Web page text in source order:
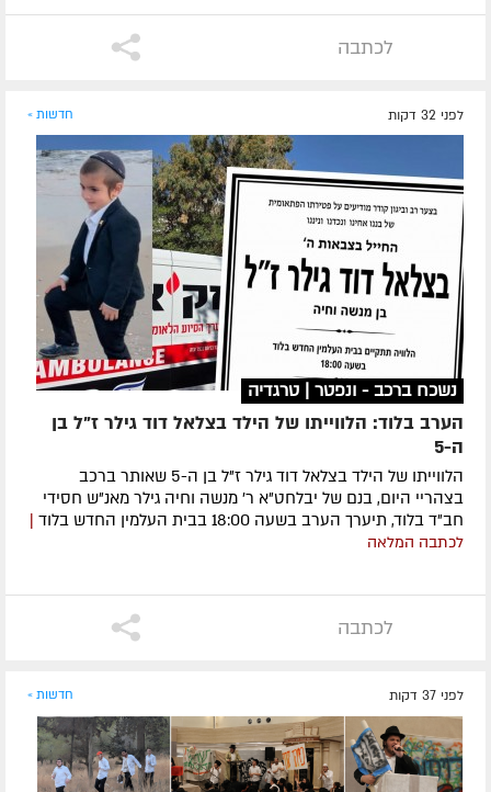
לכתבה
לפני 32 דקות חדשות »
נשכח ברכב - ונפטר | טרגדיה
הערב בלוד: הלווייתו של הילד בצלאל דוד גילר ז"ל בן
ה-5
הלווייתו של הילד בצלאל דוד גילר ז"ל בן ה-5 שאותר ברכב
בצהריי היום, בנם של יבלחט"א ר' מנשה וחיה גילר מאנ"ש חסידי
חב"ד בלוד, תיערך הערב בשעה 18:00 בבית העלמין החדש בלוד
|
לכתבה המלאה
לכתבה
לפני 37 דקות חדשות »